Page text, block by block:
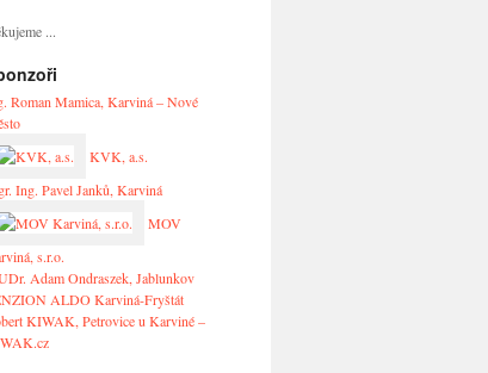
...
Roman Mamica, Karviná – Nové
KVK, a.s.
Ing. Pavel Janků, Karviná
MOV
s.r.o.
Adam Ondraszek, Jablunkov
ALDO Karviná-Fryštát
KIWAK, Petrovice u Karviné –